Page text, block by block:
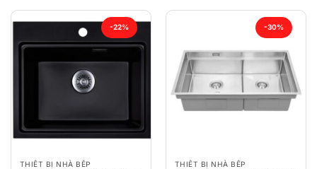
-22%
THIẾT BỊ NHÀ BẾP
-30%
THIẾT BỊ NHÀ BẾP